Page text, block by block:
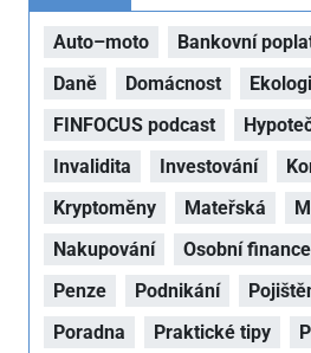
Auto–moto Bankovní
Daně
Domácnost
FINFOCUS podcast
Invalidita
Investování
Kryptoměny
Mateřská
Nakupování
Osobní finance
Penze
Podnikání
Poradna
Praktické tipy